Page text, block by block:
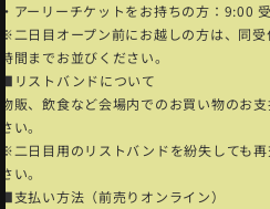
・アーリーチケットをお持ちの方：9:00
※二日目オープン前にお越しの方は、同
時間までお並びください。
■リストバンドについて
物販、飲食など会場内でのお買い物のお
さい。
※二日目用のリストバンドを紛失しても
さい。
■支払い方法（前売りオンライン）